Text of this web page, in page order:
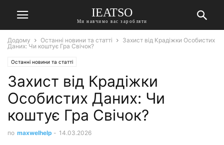
IEATSO
Ми навчимо вас заробляти
Додому Останні новини та статті
Захист від Крадіжки Особистих
Даних: Чи коштує Гра Свічок?
Останні новини та статті
Захист від Крадіжки
Особистих Даних: Чи
коштує Гра Свічок?
по maxwelhelp - 14.03.2026